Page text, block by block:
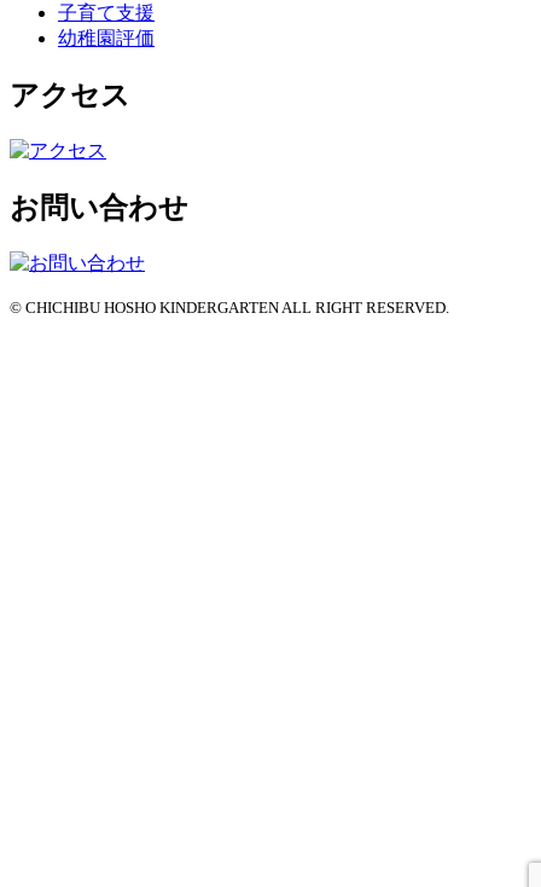
子育て支援
幼稚園評価
アクセス
お問い合わせ
© CHICHIBU HOSHO KINDERGARTEN ALL RIGHT RESERVED.